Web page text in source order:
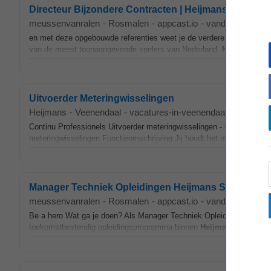
Directeur Bijzondere Contracten | Heijmans Utiliteit
meussenvanralen - Rosmalen - appcast.io - vandaag
en met deze opgebouwde referenties weet je de verdere groei van
van de meest toonaangevende spelers van Nederland. Heijmans
Uitvoerder Meteringwisselingen
Heijmans - Veenendaal - vacatures-in-veenendaal.nl 3
Continu Professionels Uitvoerder meteringwisselingen - -
meteringwisselingen Functieomschrijving Jij houdt het overzicht
Manager Techniek Opleidingen Heijmans Services
meussenvanralen - Rosmalen - appcast.io - vandaag
Be a hero Wat ga je doen? Als Manager Techniek Opleidingen
toekomstbestendig opleidingsprogramma binnen Heijmans